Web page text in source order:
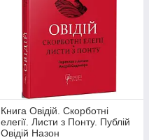
Книга Овідій. Скорботні
елегії. Листи з Понту. Публій
Овідій Назон